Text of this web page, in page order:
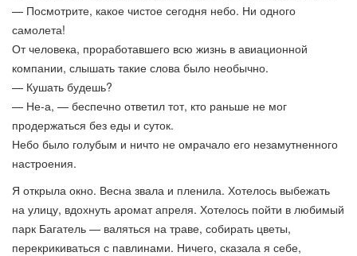
— Посмотрите, какое чистое сегодня небо. Ни одного
самолета!
От человека, проработавшего всю жизнь в авиационной
компании, слышать такие слова было необычно.
— Кушать будешь?
— Не-а, — беспечно ответил тот, кто раньше не мог
продержаться без еды и суток.
Небо было голубым и ничто не омрачало его незамутненного
настроения.
Я открыла окно. Весна звала и пленила. Хотелось выбежать
на улицу, вдохнуть аромат апреля. Хотелось пойти в любимый
парк Багатель — валяться на траве, собирать цветы,
перекрикиваться с павлинами. Ничего, сказала я себе,